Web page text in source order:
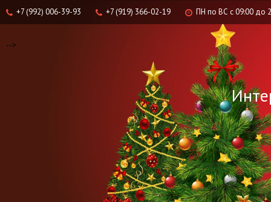
+7 (992) 006-39-93 +7 (919) 366-02-19 ПН по ВС с 09:00 до
-->